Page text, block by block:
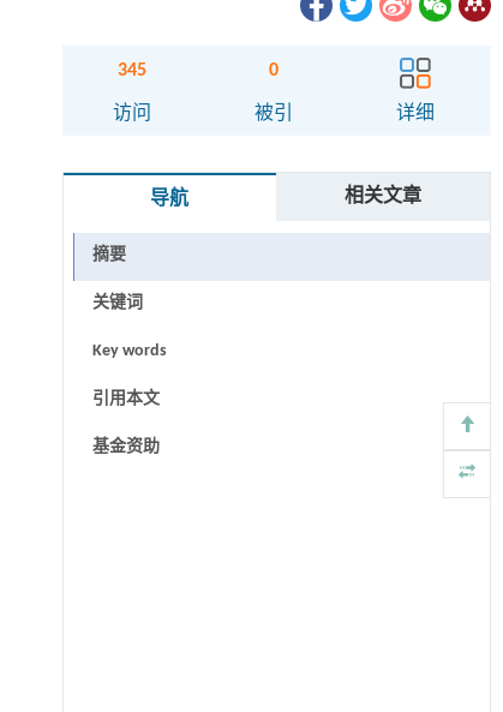
345
访问
0
被引 详细
导航 相关文章
摘要
关键词
Key words
引用本文
基金资助